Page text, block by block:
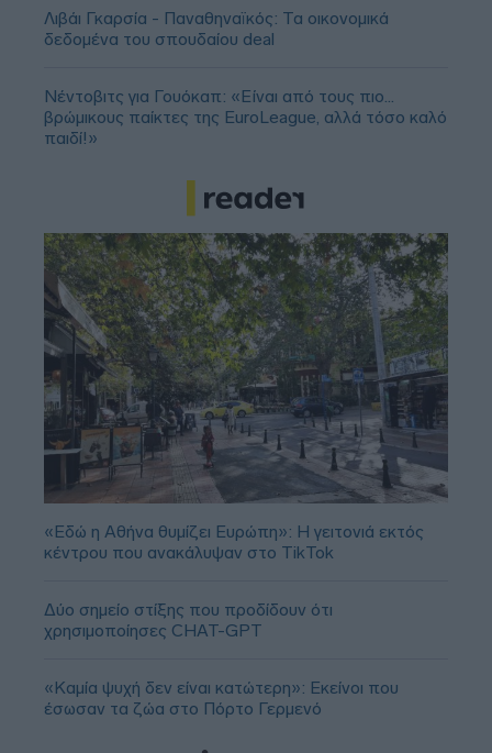
Λιβάι Γκαρσία - Παναθηναϊκός: Τα οικονομικά
δεδομένα του σπουδαίου deal
Νέντοβιτς για Γουόκαπ: «Είναι από τους πιο...
βρώμικους παίκτες της EuroLeague, αλλά τόσο καλό
παιδί!»
«Εδώ η Αθήνα θυμίζει Ευρώπη»: H γειτονιά εκτός
κέντρου που ανακάλυψαν στο TikTok
Δύο σημείο στίξης που προδίδουν ότι
χρησιμοποίησες CHAT-GPT
«Καμία ψυχή δεν είναι κατώτερη»: Εκείνοι που
έσωσαν τα ζώα στο Πόρτο Γερμενό